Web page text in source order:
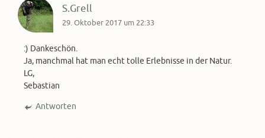
S.Grell
29. Oktober 2017 um 22:33
:) Dankeschön.
Ja, manchmal hat man echt tolle Erlebnisse in der Natur.
LG,
Sebastian
Antworten